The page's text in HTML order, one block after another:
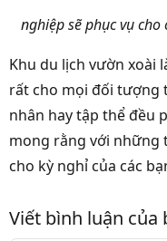
nghiệp sẽ phục vụ
Khu du lịch vườn xoài
rất cho mọi đối tượng
nhân hay tập thể đều
mong rằng với những
cho kỳ nghỉ của các
Viết bình luận của